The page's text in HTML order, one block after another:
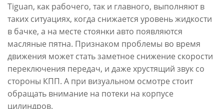
Tiguan, как рабочего, так и главного, выполняют в
таких ситуациях, когда снижается уровень жидкости
в бачке, а на месте стоянки авто появляются
масляные пятна. Признаком проблемы во время
движения может стать заметное снижение скорости
переключения передач, и даже хрустящий звук со
стороны КПП. А при визуальном осмотре стоит
обращать внимание на потеки на корпусе
цилиндров.